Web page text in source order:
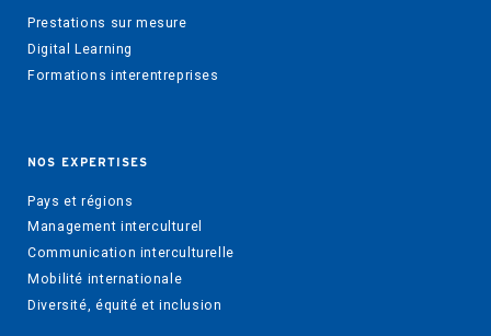
Prestations sur mesure
Digital Learning
Formations interentreprises
NOS EXPERTISES
Pays et régions
Management interculturel
Communication interculturelle
Mobilité internationale
Diversité, équité et inclusion